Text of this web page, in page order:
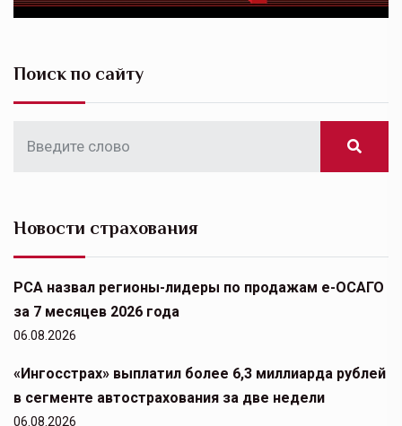
Поиск по сайту
Новости страхования
РСА назвал регионы-лидеры по продажам е-ОСАГО
за 7 месяцев 2026 года
06.08.2026
«Ингосстрах» выплатил более 6,3 миллиарда рублей
в сегменте автострахования за две недели
06.08.2026